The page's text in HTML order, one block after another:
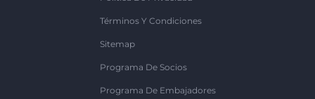
Términos Y Condiciones
Sitemap
Programa De Socios
Programa De Embajadores